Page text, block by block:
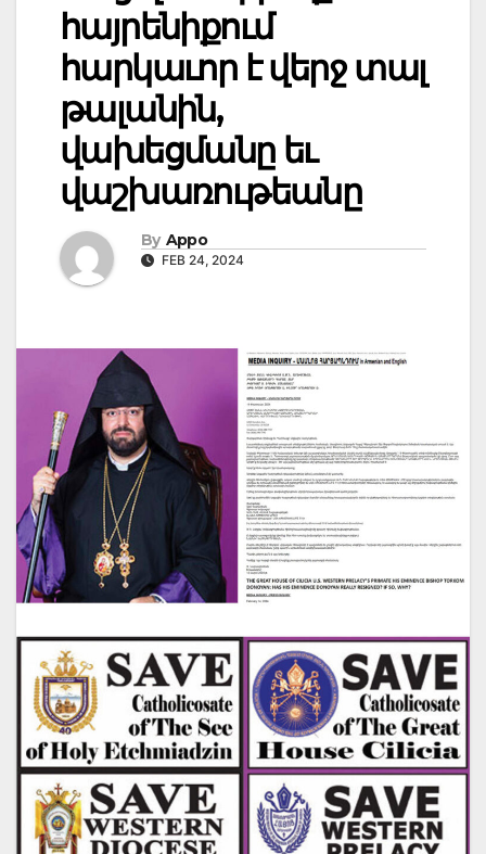
հայրենիքում
հարկաւոր է վերջ տալ
թալանին,
վախեցմանը եւ
վաշխառութեանը
By Appo
FEB 24, 2024